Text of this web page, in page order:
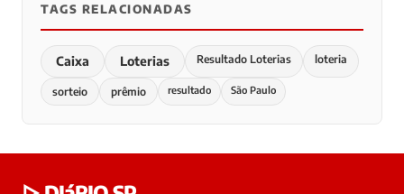
TAGS RELACIONADAS
Caixa Loterias Resultado Loterias loteria
sorteio prêmio resultado São Paulo